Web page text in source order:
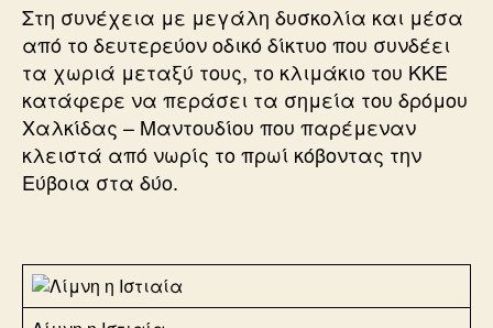
Στη συνέχεια με μεγάλη δυσκολία και μέσα
από το δευτερεύον οδικό δίκτυο που συνδέει
τα χωριά μεταξύ τους, το κλιμάκιο του ΚΚΕ
κατάφερε να περάσει τα σημεία του δρόμου
Χαλκίδας – Μαντουδίου που παρέμεναν
κλειστά από νωρίς το πρωί κόβοντας την
Εύβοια στα δύο.